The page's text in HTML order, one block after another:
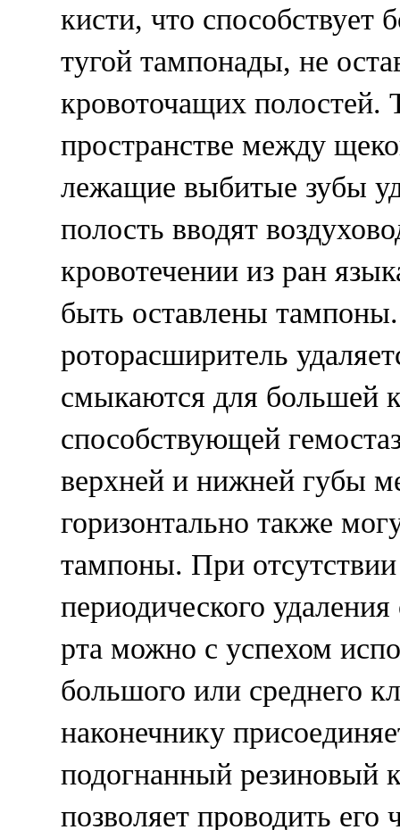
кисти, что
тугой тампонады, не
кровоточащих полостей.
пространстве между
лежащие выбитые зубы
полость вводят
кровотечении из ран
быть оставлены
роторасширитель
смыкаются для большей
способствующей
верхней и нижней губы
горизонтально также
тампоны. При отсутствии
периодического
рта можно с успехом
большого или среднего
наконечнику
подогнанный резиновый
позволяет проводить его